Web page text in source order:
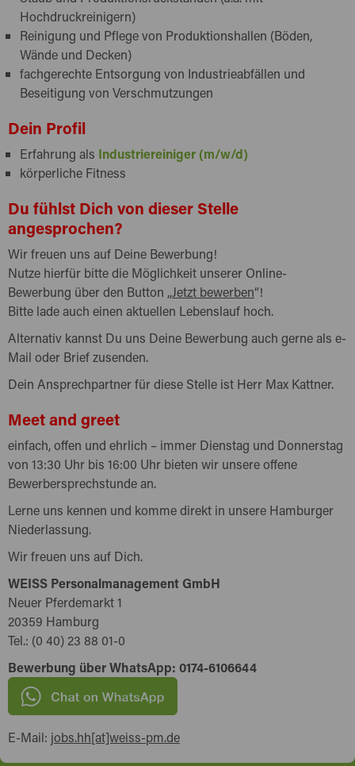
Hochdruckreinigern)
Reinigung und Pflege von Produktionshallen (Böden,
Wände und Decken)
fachgerechte Entsorgung von Industrieabfällen und
Beseitigung von Verschmutzungen
Dein Profil
Erfahrung als Industriereiniger (m/w/d)
körperliche Fitness
Du fühlst Dich von dieser Stelle
angesprochen?
Wir freuen uns auf Deine Bewerbung!
Nutze hierfür bitte die Möglichkeit unserer Online-
Bewerbung über den Button „Jetzt bewerben“!
Bitte lade auch einen aktuellen Lebenslauf hoch.
Alternativ kannst Du uns Deine Bewerbung auch gerne als e-
Mail oder Brief zusenden.
Dein Ansprechpartner für diese Stelle ist Herr Max Kattner.
Meet and greet
einfach, offen und ehrlich – immer Dienstag und Donnerstag
von 13:30 Uhr bis 16:00 Uhr bieten wir unsere offene
Bewerbersprechstunde an.
Lerne uns kennen und komme direkt in unsere Hamburger
Niederlassung.
Wir freuen uns auf Dich.
WEISS Personalmanagement GmbH
Neuer Pferdemarkt 1
20359 Hamburg
Tel.: (0 40) 23 88 01-0
Bewerbung über WhatsApp: 0174-6106644
E-Mail: jobs.hh[at]weiss-pm.de